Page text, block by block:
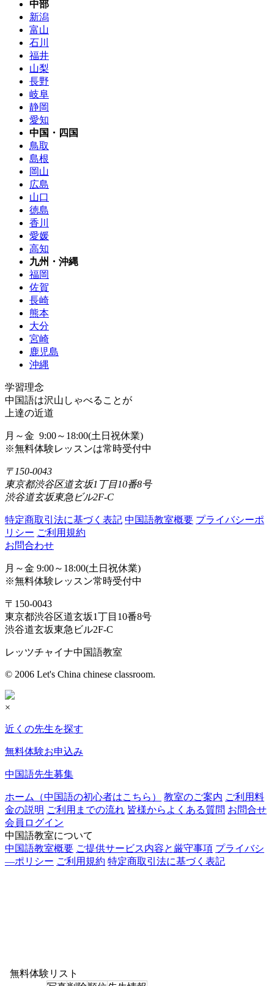
中部
新潟
富山
石川
福井
山梨
長野
岐阜
静岡
愛知
中国・四国
鳥取
島根
岡山
広島
山口
徳島
香川
愛媛
高知
九州・沖縄
福岡
佐賀
長崎
熊本
大分
宮崎
鹿児島
沖縄
学習理念
中国語は沢山しゃべることが
上達の近道
月～金 9:00～18:00(土日祝休業)
※無料体験レッスンは常時受付中
〒150-0043
東京都渋谷区道玄坂1丁目10番8号
渋谷道玄坂東急ビル2F-C
特定商取引法に基づく表記 中国語教室概要 プライバシーポ
リシー ご利用規約
お問合わせ
月～金 9:00～18:00(土日祝休業)
※無料体験レッスン常時受付中
〒150-0043
東京都渋谷区道玄坂1丁目10番8号
渋谷道玄坂東急ビル2F-C
レッツチャイナ中国語教室
© 2006 Let's China chinese classroom.
×
近くの先生を探す
無料体験お申込み
中国語先生募集
ホーム（中国語の初心者はこちら） 教室のご案内 ご利用料
金の説明 ご利用までの流れ 皆様からよくある質問 お問合せ
会員ログイン
中国語教室について
中国語教室概要 ご提供サービス内容と厳守事項 プライバシ
―ポリシー ご利用規約 特定商取引法に基づく表記